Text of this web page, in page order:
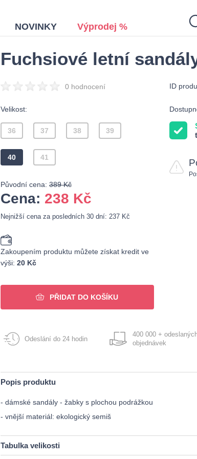
NOVINKY Výprodej %
Nákupní
Fuchsiové letní
0 hodnocení ID
Velikost:
36 37 38 39
40 41
Původní cena: 389 Kč
Cena: 238 Kč
Nejnižší cena za posledních 30 dní: 237 Kč
Zakoupením produktu můžete získat kredit ve
výši: 20 Kč
PŘIDAT DO KOŠÍKU
Odeslání do 24 hodin
400 000 +
objednávek
Popis produktu
- dámské sandály - žabky s plochou podrážkou
- vnější materiál: ekologický semiš
Tabulka velikosti